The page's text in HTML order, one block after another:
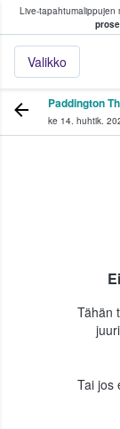
Live-tapahtumalippujen
Valikko
fanit
Paddington
ke 14. huhtik.
Tähän
Tai jos